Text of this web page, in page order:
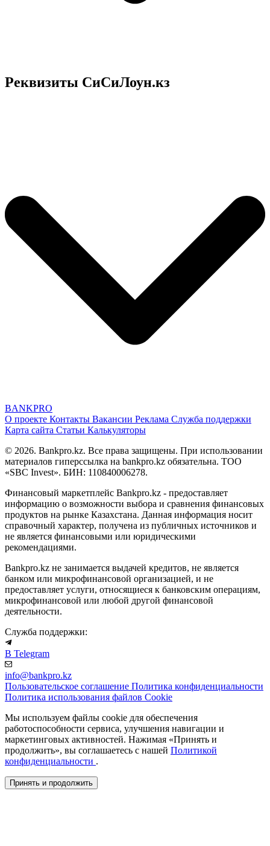
Реквизиты СиСиЛоун.кз
BANKPRO
О проекте Контакты Вакансии Реклама Служба поддержки
Карта сайта Статьи Калькуляторы
© 2026. Bankpro.kz. Все права защищены. При использовании
материалов гиперссылка на bankpro.kz обязательна. ТОО
«SBC Invest». БИН: 110840006278.
Финансовый маркетплейс Bankpro.kz - предоставляет
информацию о возможности выбора и сравнения финансовых
продуктов на рынке Казахстана. Данная информация носит
справочный характер, получена из публичных источников и
не является финансовыми или юридическими
рекомендациями.
Bankpro.kz не занимается выдачей кредитов, не является
банком или микрофинансовой организацией, и не
предоставляет услуги, относящиеся к банковским операциям,
микрофинансовой или любой другой финансовой
деятельности.
Служба поддержки:
В Telegram
info@bankpro.kz
Пользовательское соглашение Политика конфиденциальности
Политика использования файлов Cookie
Мы используем файлы cookie для обеспечения
работоспособности сервиса, улучшения навигации и
маркетинговых активностей. Нажимая «Принять и
продолжить», вы соглашаетесь с нашей Политикой
конфиденциальности .
Принять и продолжить